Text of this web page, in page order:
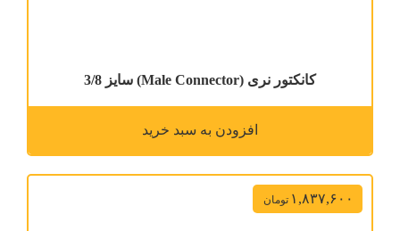
۱,۸۳۷,۶۰۰ تومان
کانکتور نری (Male Connector) سایز 3/8
افزودن به سبد خرید